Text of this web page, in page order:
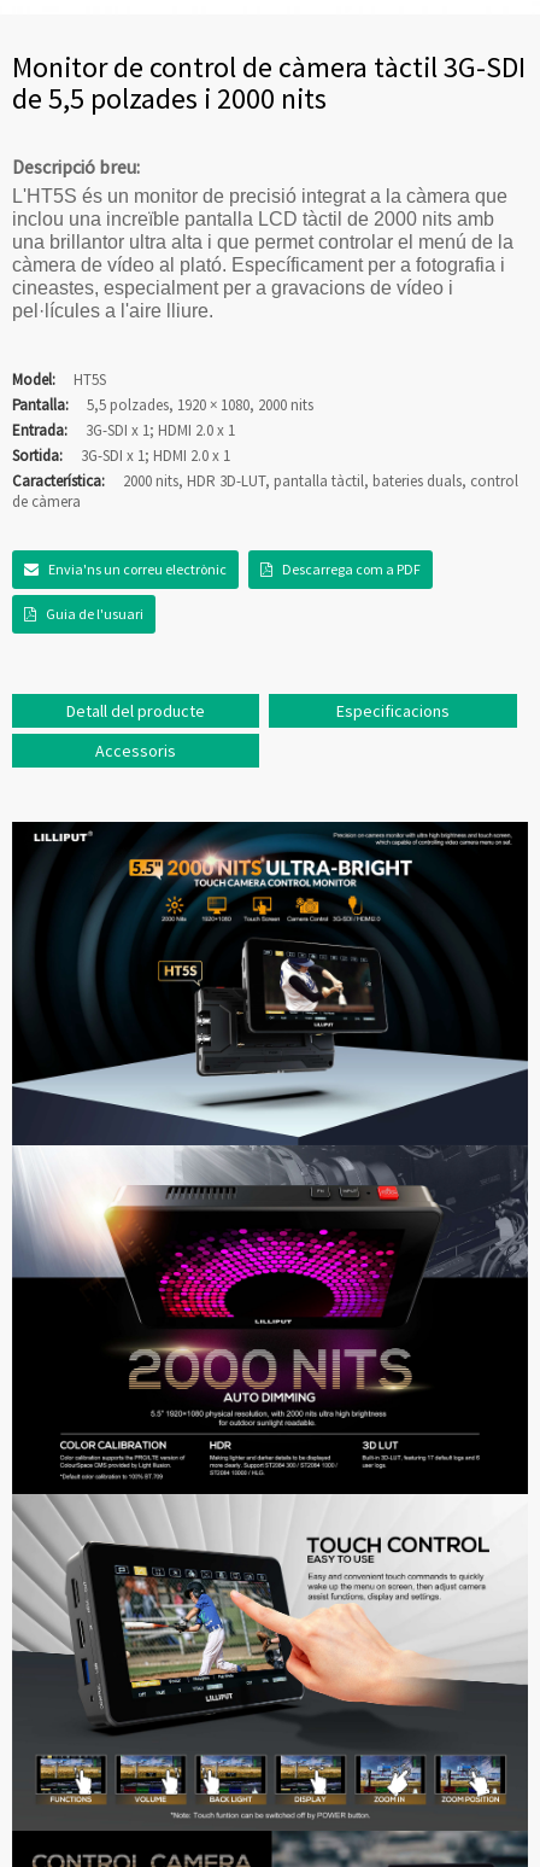
Monitor de control de càmera tàctil 3G-SDI
de 5,5 polzades i 2000 nits
Descripció breu:
L'HT5S és un monitor de precisió integrat a la càmera que
inclou una increïble pantalla LCD tàctil de 2000 nits amb
una brillantor ultra alta i que permet controlar el menú de la
càmera de vídeo al plató. Específicament per a fotografia i
cineastes, especialment per a gravacions de vídeo i
pel·lícules a l'aire lliure.
Model:
HT5S
Pantalla:
5,5 polzades, 1920 × 1080, 2000 nits
Entrada:
3G-SDI x 1; HDMI 2.0 x 1
Sortida:
3G-SDI x 1; HDMI 2.0 x 1
Característica:
2000 nits, HDR 3D-LUT, pantalla tàctil, bateries duals, control
de càmera
Envia'ns un correu electrònic Descarrega com a PDF
Guia de l'usuari
Detall del producte
Especificacions
Accessoris